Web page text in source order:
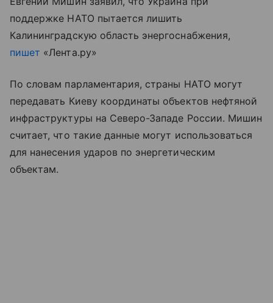
поддержке НАТО пытается лишить
Калининградскую область энергоснабжения,
пишет «Лента.ру»
По словам парламентария, страны НАТО могут
передавать Киеву координаты объектов нефтяной
инфраструктуры на Северо-Западе России. Мишин
считает, что такие данные могут использоваться
для нанесения ударов по энергетическим
объектам.